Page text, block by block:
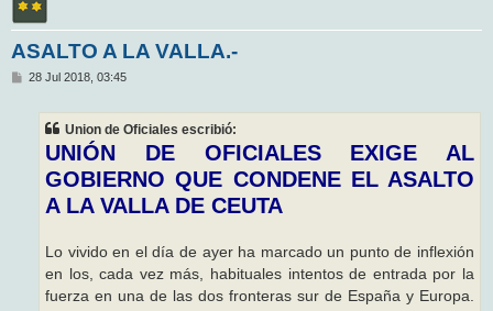
ASALTO A LA VALLA.-
M
28 Jul 2018, 03:45
Union de Oficiales escribió:
UNIÓN DE OFICIALES EXIGE AL
GOBIERNO QUE CONDENE EL ASALTO
A LA VALLA DE CEUTA
Lo vivido en el día de ayer ha marcado un punto de inflexión
en los, cada vez más, habituales intentos de entrada por la
fuerza en una de las dos fronteras sur de España y Europa.